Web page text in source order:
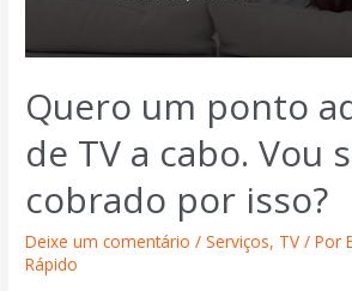
Quero um ponto
de TV a cabo. Vou
cobrado por isso?
Deixe um comentário /Serviços, TV / Por
Rápido